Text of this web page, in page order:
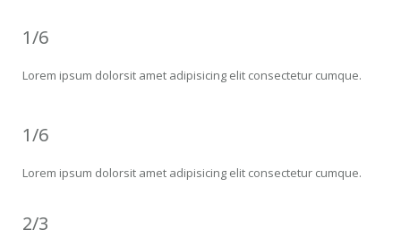
1/6
Lorem ipsum dolorsit amet adipisicing elit consectetur cumque.
1/6
Lorem ipsum dolorsit amet adipisicing elit consectetur cumque.
2/3